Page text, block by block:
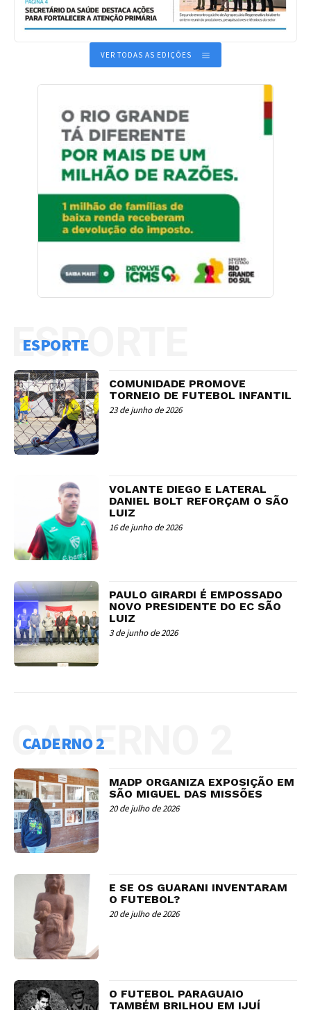
VER TODAS AS EDIÇÕES
ESPORTE
ESPORTE
COMUNIDADE PROMOVE
TORNEIO DE FUTEBOL INFANTIL
23 de junho de 2026
VOLANTE DIEGO E LATERAL
DANIEL BOLT REFORÇAM O SÃO
LUIZ
16 de junho de 2026
PAULO GIRARDI É EMPOSSADO
NOVO PRESIDENTE DO EC SÃO
LUIZ
3 de junho de 2026
CADERNO 2
CADERNO 2
MADP ORGANIZA EXPOSIÇÃO EM
SÃO MIGUEL DAS MISSÕES
20 de julho de 2026
E SE OS GUARANI INVENTARAM
O FUTEBOL?
20 de julho de 2026
O FUTEBOL PARAGUAIO
TAMBÉM BRILHOU EM IJUÍ